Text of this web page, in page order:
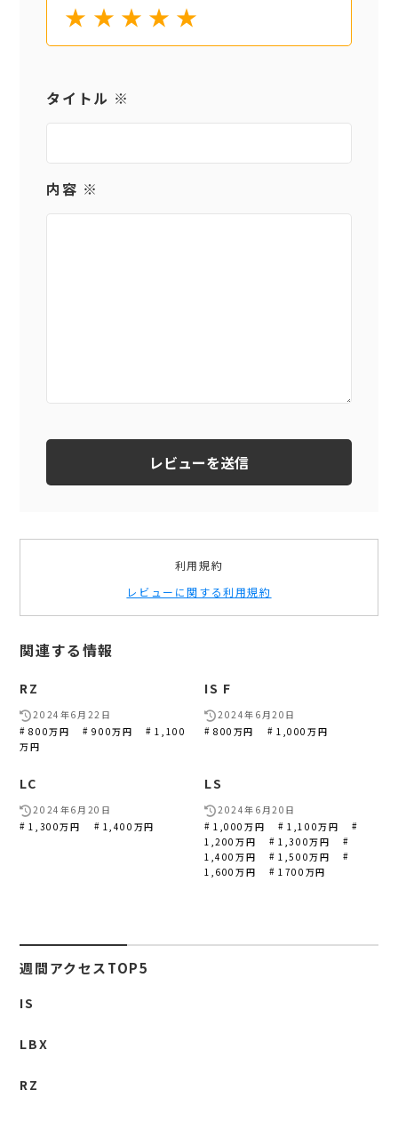
★ ★ ★ ★ ★
タイトル ※
内容 ※
利用規約
レビューに関する利用規約
関連する情報
RZ
2024年6月22日
800万円
900万円
1,100
万円
IS F
2024年6月20日
800万円
1,000万円
LC
2024年6月20日
1,300万円
1,400万円
LS
2024年6月20日
1,000万円
1,100万円
1,200万円
1,300万円
1,400万円
1,500万円
1,600万円
1700万円
週間アクセスTOP5
IS
LBX
RZ